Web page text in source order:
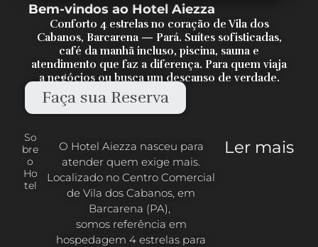
Bem-vindos ao Hotel Aiezza
Conforto 4 estrelas no coração de Vila dos
Cabanos, Barcarena — Pará. Suítes sofisticadas,
café da manhã incluso, piscina, sauna e
atendimento que faz a diferença. Para quem viaja
a negócios ou busca um descanso de verdade.
Faça sua Reserva
So
bre
o
Ho
tel
O Hotel Aiezza nasceu para
atender quem exige mais.
Localizado no Centro Comercial
de Vila dos Cabanos, em
Barcarena (PA),
somos referência em
hospedagem 4 estrelas para
Ler mais